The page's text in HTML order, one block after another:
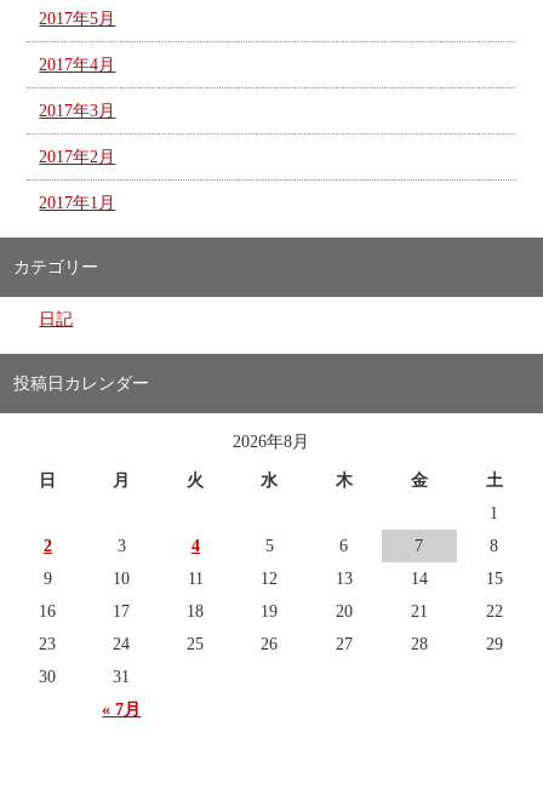
2017年5月
2017年4月
2017年3月
2017年2月
2017年1月
カテゴリー
日記
投稿日カレンダー
2026年8月
日 月 火 水 木 金 土
« 7月
1
2
3 4 5 6 7
8
9
10 11 12 13 14
15
16
17 18 19 20 21
22
23
24 25 26 27 28
29
30
31